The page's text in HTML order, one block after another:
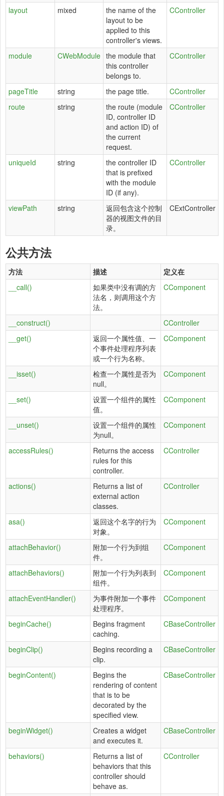
layout mixed
the name of the
layout to be
applied to this
controller's views.
CController
module CWebModule the module that
this controller
belongs to.
CController
pageTitle string the page title.
CController
route
string
the route (module
ID, controller ID
and action ID) of
the current
request.
CController
uniqueId string
the controller ID
that is prefixed
with the module
ID (if any).
CController
viewPath string
返回包含这个控制
器的视图文件的目
录。
CExtController
公共方法
方法 描述
定义在
__call()
如果类中没有调的方
法名，则调用这个方
法。
CComponent
__construct()
CController
__get()
返回一个属性值、一
个事件处理程序列表
或一个行为名称。
CComponent
__isset()
检查一个属性是否为
null。
CComponent
__set()
设置一个组件的属性
值。
CComponent
__unset()
设置一个组件的属性
为null。
CComponent
accessRules()
Returns the access
rules for this
controller.
CController
actions()
Returns a list of
external action
classes.
CController
asa()
返回这个名字的行为
对象。
CComponent
attachBehavior()
附加一个行为到组
件。
CComponent
attachBehaviors()
附加一个行为列表到
组件。
CComponent
attachEventHandler()
为事件附加一个事件
处理程序。
CComponent
beginCache()
Begins fragment
caching.
CBaseController
beginClip()
Begins recording a
clip.
CBaseController
beginContent()
Begins the
rendering of content
that is to be
decorated by the
specified view.
CBaseController
beginWidget()
Creates a widget
and executes it.
CBaseController
behaviors()
Returns a list of
behaviors that this
controller should
behave as.
CController